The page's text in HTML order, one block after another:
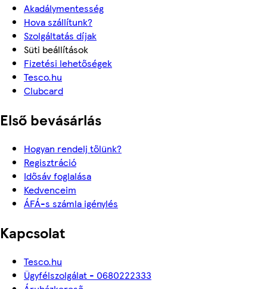
Akadálymentesség
Hova szállítunk?
Szolgáltatás díjak
Süti beállítások
Fizetési lehetőségek
Tesco.hu
Clubcard
Első bevásárlás
Hogyan rendelj tőlünk?
Regisztráció
Idősáv foglalása
Kedvenceim
ÁFÁ-s számla igénylés
Kapcsolat
Tesco.hu
Ügyfélszolgálat - 0680222333